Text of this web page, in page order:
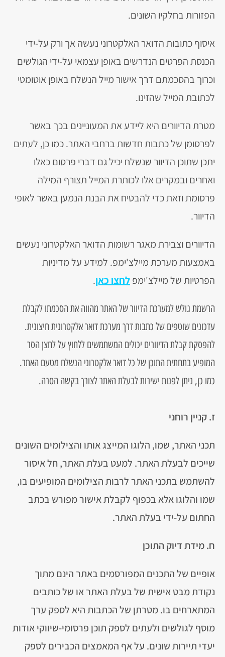
הפזורות בחלקיו השונים.
איסוף כתובות הדואר האלקטרוני נעשה אך ורק על-ידי
הכנסת הפרטים הנדרשים באופן עצמאי על-ידי הגולשים
וכרוך בהסכמתם דרך אישור מייל הנשלח באופן אוטומטי
לכתובת המייל שהזינו.
מטרת הדיוורים היא ליידע את המעוניינים בכך באשר
לפרסומן של כתבות חדשות ברחבי האתר. כמו כן, לעתים
יתכן שתוכן הדיוור שנשלח יכיל גם דברי פרסום כאלו
ואחרים ובמקרים אלו לכותרת המייל תצורף המילה
פרסומת וזאת כדי להבטיח את הבנת הנמען באשר לאופי
הדיוור.
הדיוורים וצבירת מאגר רשומות הדואר האלקטרוני נעשים
באמצעות מערכת מיילצ'ימפ. למידע על מדיניות
הפרטיות של מיילצ'ימפלחצו כאן.
הרשמת גולש למערכת הדיוור של האתר מהווה את הסכמתו לקבלת
עדכונים שוטפים של כתבות דרך מערכת דואר אלקטרונית חיצונית.
להפסקת קבלת הדיוורים יכולים המשתמשים ללחוץ על לחצן הסר
המופיע בתחתית התוכן של כל דואר אלקטרוני הנשלח מטעם האתר.
כמו כן, ניתן לפנות ישירות לבעלת האתר לצורך בקשה הסרה.
ז. קניין רוחני
תכני האתר, שמו, הלוגו המייצג אותו והצילומים השונים
שייכים לבעלת האתר. למעט בעלת האתר, חל איסור
להשתמש בתכני האתר לרבות הצילומים המופיעים בו,
שמו והלוגו אלא בכפוף לקבלת אישור מפורש בכתב
החתום על-ידי בעלת האתר.
ח. מידת דיוק התוכן
אופיים של התכנים המפורסמים באתר הינם מתוך
נקודת מבט אישית של בעלת האתר או של כותבים
המתארחים בו. מטרתן של הכתבות היא לספק ערך
מוסף לגולשים ולעתים לספק תוכן פרסומי-שיווקי אודות
יעדי תיירות שונים. על אף המאמצים הכבירים לספק